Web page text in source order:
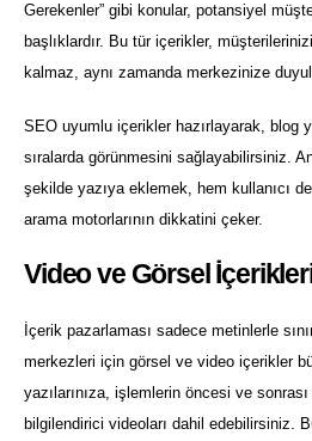
Gerekenler” gibi konular, potansiyel
başlıklardır. Bu tür içerikler,
kalmaz, aynı zamanda merkezinize
SEO uyumlu içerikler hazırlayarak, blog
sıralarda görünmesini sağlayabilirsiniz.
şekilde yazıya eklemek, hem kullanıcı
arama motorlarının dikkatini çeker.
Video ve Görsel
İçerik pazarlaması sadece metinlerle
merkezleri için görsel ve video içerikler
yazılarınıza, işlemlerin öncesi ve
bilgilendirici videoları dahil edebilirsiniz.